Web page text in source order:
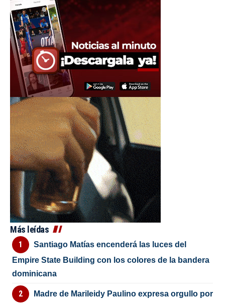
Más leídas
Santiago Matías encenderá las luces del
Empire State Building con los colores de la bandera
dominicana
Madre de Marileidy Paulino expresa orgullo por